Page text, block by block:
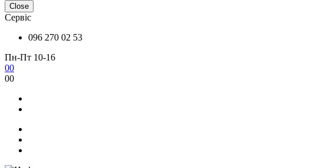
Close
Сервіс
096 270 02 53
Пн-Пт 10-16
00
00